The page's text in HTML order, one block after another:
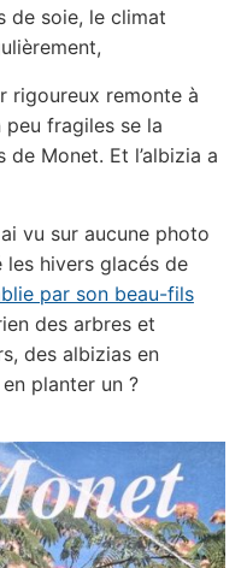
de soie, le climat
rigoureux remonte à
peu fragiles se la
Monet. Et l’albizia a
vu sur aucune photo
hivers glacés de
par son beau-fils
des arbres et
des albizias en
en planter un ?